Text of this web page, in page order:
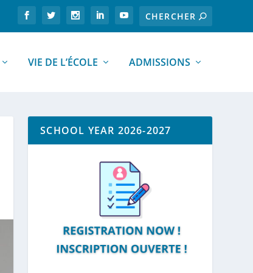
VIE DE L’ÉCOLE ADMISSIONS
SCHOOL YEAR 2026-2027